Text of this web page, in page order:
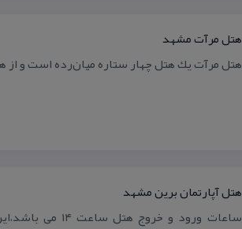
هتل مرآت مشهد
هتل مرآت یك هتل چهار ستاره میان‌رده است و
هتل آپارتمان برین مشهد
ساعات ورود و